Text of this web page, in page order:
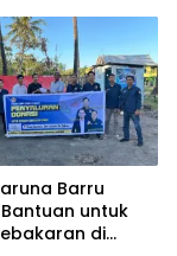
Barru
untuk
di